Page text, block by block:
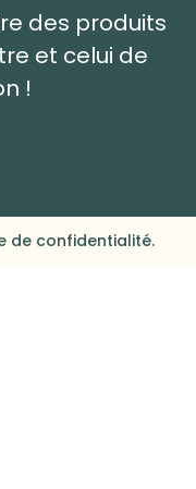
des produits
et celui de
!
de confidentialité.